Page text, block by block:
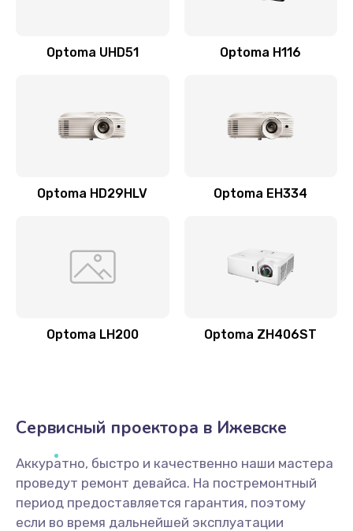
Optoma UHD51 Optoma H116
Optoma HD29HLV Optoma EH334
Optoma LH200 Optoma ZH406ST
Сервисный проектора в Ижевске
Аккуратно, быстро и качественно наши мастера
проведут ремонт девайса. На постремонтный
период предоставляется гарантия, поэтому
если во время дальнейшей эксплуатации